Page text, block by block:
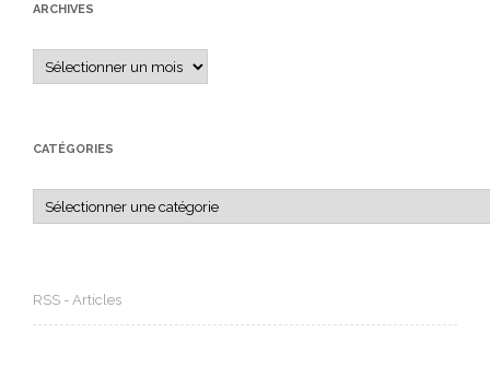
ARCHIVES
Archives
CATÉGORIES
Catégories
RSS - Articles